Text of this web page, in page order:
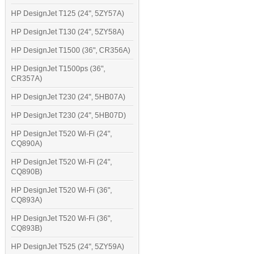
HP DesignJet T125 (24", 5ZY57A)
HP DesignJet T130 (24", 5ZY58A)
HP DesignJet T1500 (36", CR356A)
HP DesignJet T1500ps (36",
CR357A)
HP DesignJet T230 (24", 5HB07A)
HP DesignJet T230 (24", 5HB07D)
HP DesignJet T520 Wi-Fi (24",
CQ890A)
HP DesignJet T520 Wi-Fi (24",
CQ890B)
HP DesignJet T520 Wi-Fi (36",
CQ893A)
HP DesignJet T520 Wi-Fi (36",
CQ893B)
HP DesignJet T525 (24", 5ZY59A)